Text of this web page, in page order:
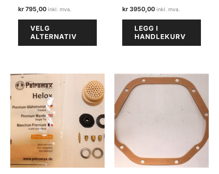
kr 795,00
VELG
ALTERNATIV
Dette
har
Alternativene
kan
velges
på
produktsiden
kr 3950,00
LEGG I
HANDLEKURV